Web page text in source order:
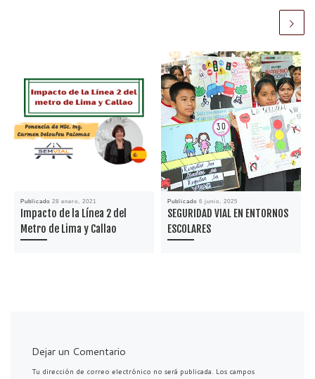
Publicado28 enero, 2021
Impacto de la Línea 2 del
Metro de Lima y Callao
Publicado6 junio, 2025
SEGURIDAD VIAL EN ENTORNOS
ESCOLARES
Dejar un Comentario
Tu dirección de correo electrónico no será publicada. Los campos